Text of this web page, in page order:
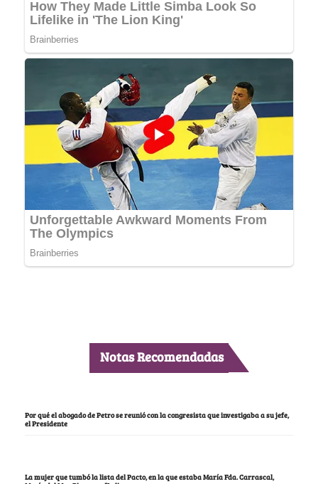
Notas Recomendadas
Por qué el abogado de Petro se reunió con la congresista que investigaba a su jefe,
el Presidente
La mujer que tumbó la lista del Pacto, en la que estaba María Fda. Carrascal,